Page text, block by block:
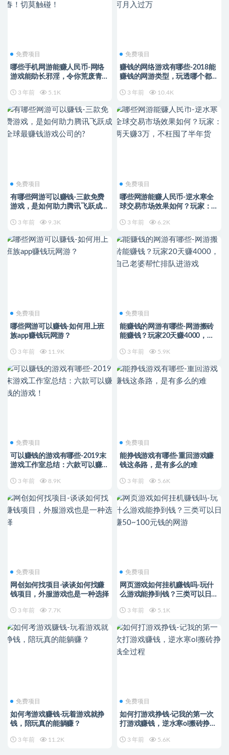
免费项目
哪些手机网游能赚人民币-网络
游戏能助长邪淫，令你荒废青
3 年前 5.1K
免费项目
赚钱的网络游戏有哪些-2018能
赚钱的网游类型，玩透哪个都可
3 年前 10.4K
免费项目
有哪些网游可以赚钱-三款免费
游戏，是如何助力腾讯飞跃成全
3 年前 9.3K
免费项目
哪些网游能赚人民币-逆水寒全
球交易市场效果如何？玩家：两
3 年前 6.2K
免费项目
哪些网游可以赚钱-如何用上班
族app赚钱玩网游？
3 年前 11.9K
免费项目
能赚钱的网游有哪些-网游搬砖
能赚钱？玩家20天赚4000，自
3 年前 5.9K
免费项目
可以赚钱的游戏有哪些-2019末
游戏工作室总结：六款可以赚钱
3 年前 8.9K
免费项目
能挣钱游戏有哪些-重回游戏赚
钱这条路，是有多么的难
3 年前 5.6K
免费项目
网创如何找项目-谈谈如何找赚
钱项目，外服游戏也是一种选择
3 年前 7.7K
免费项目
网页游戏如何挂机赚钱吗-玩什
么游戏能挣到钱？三类可以日赚
3 年前 5.1K
免费项目
如何考游戏赚钱-玩着游戏就挣
钱，陪玩真的能躺赚？
3 年前 11.2K
免费项目
如何打游戏挣钱-记我的第一次
打游戏赚钱，逆水寒ol搬砖挣钱
3 年前 5.6K